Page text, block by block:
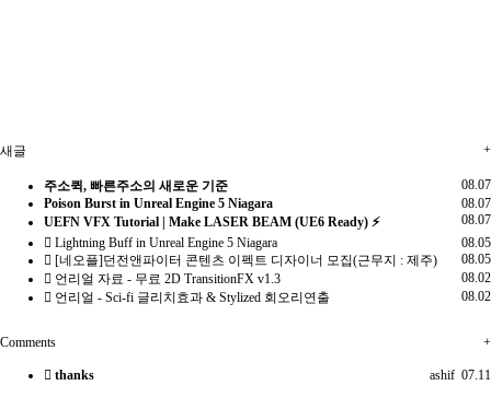
+
새글
08.07
주소퀵, 빠른주소의 새로운 기준
08.07
Poison Burst in Unreal Engine 5 Niagara
08.07
UEFN VFX Tutorial | Make LASER BEAM (UE6 Ready) ⚡
08.05
Lightning Buff in Unreal Engine 5 Niagara
08.05
[네오플]던전앤파이터 콘텐츠 이펙트 디자이너 모집(근무지 : 제주)
08.02
언리얼 자료 - 무료 2D TransitionFX v1.3
08.02
언리얼 - Sci-fi 글리치효과 & Stylized 회오리연출
+
Comments
ashif 07.11
thanks